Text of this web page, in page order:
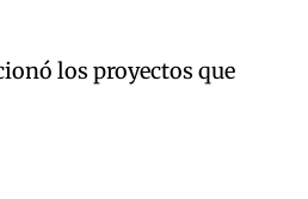
los proyectos que